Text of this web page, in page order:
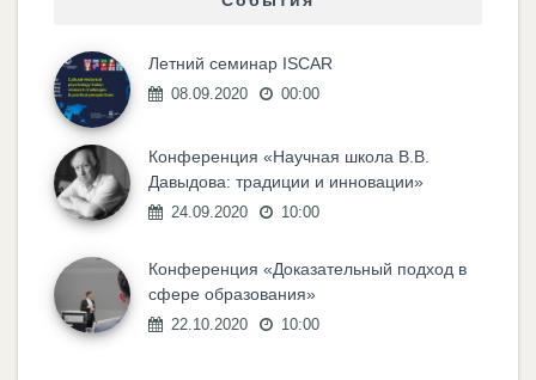
Летний семинар ISCAR
08.09.2020 00:00
Конференция «Научная школа В.В.
Давыдова: традиции и инновации»
24.09.2020 10:00
Конференция «Доказательный подход в
сфере образования»
22.10.2020 10:00